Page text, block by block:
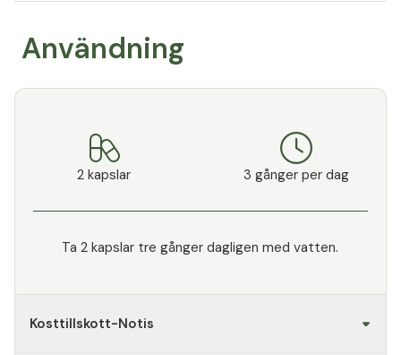
Användning
2 kapslar 3 gånger per dag
Ta 2 kapslar tre gånger dagligen med vatten.
Kosttillskott-Notis